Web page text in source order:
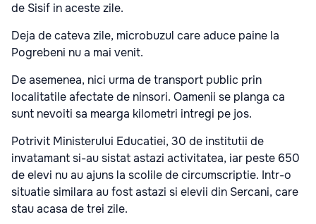
de Sisif in aceste zile.
Deja de cateva zile, microbuzul care aduce paine la
Pogrebeni nu a mai venit.
De asemenea, nici urma de transport public prin
localitatile afectate de ninsori. Oamenii se planga ca
sunt nevoiti sa mearga kilometri intregi pe jos.
Potrivit Ministerului Educatiei, 30 de institutii de
invatamant si-au sistat astazi activitatea, iar peste 650
de elevi nu au ajuns la scolile de circumscriptie. Intr-o
situatie similara au fost astazi si elevii din Sercani, care
stau acasa de trei zile.